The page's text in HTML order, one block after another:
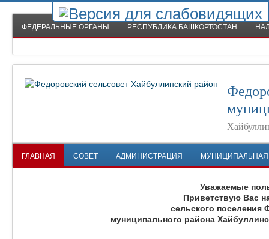
ФЕДЕРАЛЬНЫЕ ОРГАНЫ РЕСПУБЛИКА БАШКОРТОСТАН
ГЛАВНАЯ СОВЕТ АДМИНИСТРАЦИЯ
Уважаемые
Приветствую Вас
сельского поселения
муниципального района